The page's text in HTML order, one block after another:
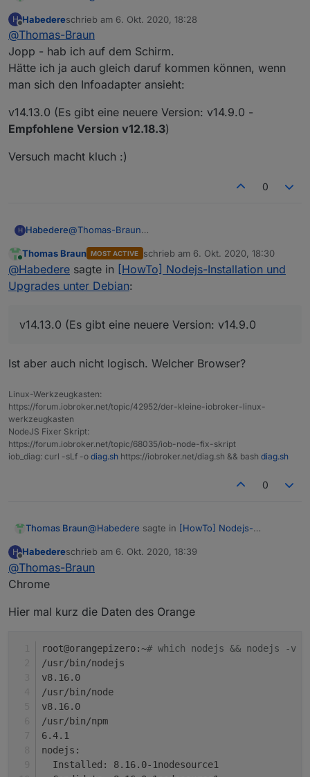
sagt, du sollst auf node12 gehen, wenn du mit
irgendeinem anderen Problem bei einem
Adapter ankommst.
H
Offline
Habedereschrieb am 6. Okt. 2020, 18:28
zuletzt editiert von
@Thomas-Braun
Jopp - hab ich auf dem Schirm.
Hätte ich ja auch gleich daruf kommen können, wenn
man sich den Infoadapter ansieht:
v14.13.0 (Es gibt eine neuere Version: v14.9.0 -
Empfohlene Version v12.18.3)
Versuch macht kluch :)
0
H Habedere@Thomas-Braun
Hätte ich ja auch gleich daruf kommen können,
wenn man sich den Infoadapter ansieht:
v14.13.0 (Es gibt eine neuere Version: v14.9.0 -
Empfohlene Version v12.18.3)
Versuch macht kluch :)
Online
Thomas Braun MOST ACTIVE schrieb am 6. Okt. 2020, 18:30
zuletzt editiert von
@Habedere sagte in [HowTo] Nodejs-Installation und
Upgrades unter Debian:
v14.13.0 (Es gibt eine neuere Version: v14.9.0
Ist aber auch nicht logisch. Welcher Browser?
Linux-Werkzeugkasten:
https://forum.iobroker.net/topic/42952/der-kleine-iobroker-linux-
werkzeugkasten
NodeJS Fixer Skript:
https://forum.iobroker.net/topic/68035/iob-node-fix-skript
iob_diag: curl -sLf -o diag.sh https://iobroker.net/diag.sh && bash diag.sh
0
Thomas Braun@Habedere sagte in [HowTo] Nodejs-
H
Offline
Habedereschrieb am 6. Okt. 2020, 18:39
zuletzt editiert von
@Thomas-Braun
Chrome
Hier mal kurz die Daten des Orange
root@orangepizero:~# which nodejs && nodejs -v
/usr/bin/nodejs
v8.16.0
/usr/bin/node
v8.16.0
/usr/bin/npm
6.4.1
nodejs:
  Installed: 8.16.0-1nodesource1